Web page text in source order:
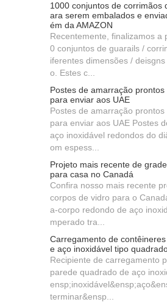
1000 conjuntos de corrimãos
ara serem embalados e
ém da AMAZON
Recentemente, finalizamos a
0 conjuntos de guarails /
iferentes dimensões /
o. Estes c...
Postes de amarração
para enviar aos UAE
Postes de amarração
para enviar aos UAE Postes
aço inoxidável redondos do
om espess...
Projeto mais recente de
para casa no Canadá
Confira nosso mais recente
corpos de vidro para o
a-corpo redondo de aço
mperado tra...
Carregamento de
e aço inoxidável tipo
Recipiente de carregamento
parede quadrado de aço
terminar&ensp...